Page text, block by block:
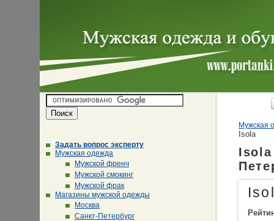
Задать вопрос эксперту
Мужская одежда
Мужской френч
Мужской смокинг
Мужской фрак
Магазины мужской одежды
Москва
Санкт-Петербург
Мужская
Isola